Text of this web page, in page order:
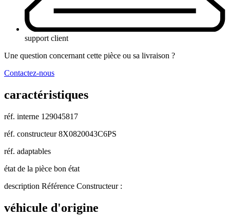
support client
Une question concernant cette pièce ou sa livraison ?
Contactez-nous
caractéristiques
réf. interne 129045817
réf. constructeur 8X0820043C6PS
réf. adaptables
état de la pièce bon état
description Référence Constructeur :
véhicule d'origine